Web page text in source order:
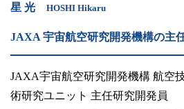
星 光 HOSHI Hikaru
JAXA 宇宙航空研究開発機構の主
JAXA宇宙航空研究開発機構 航空
術研究ユニット 主任研究開発員